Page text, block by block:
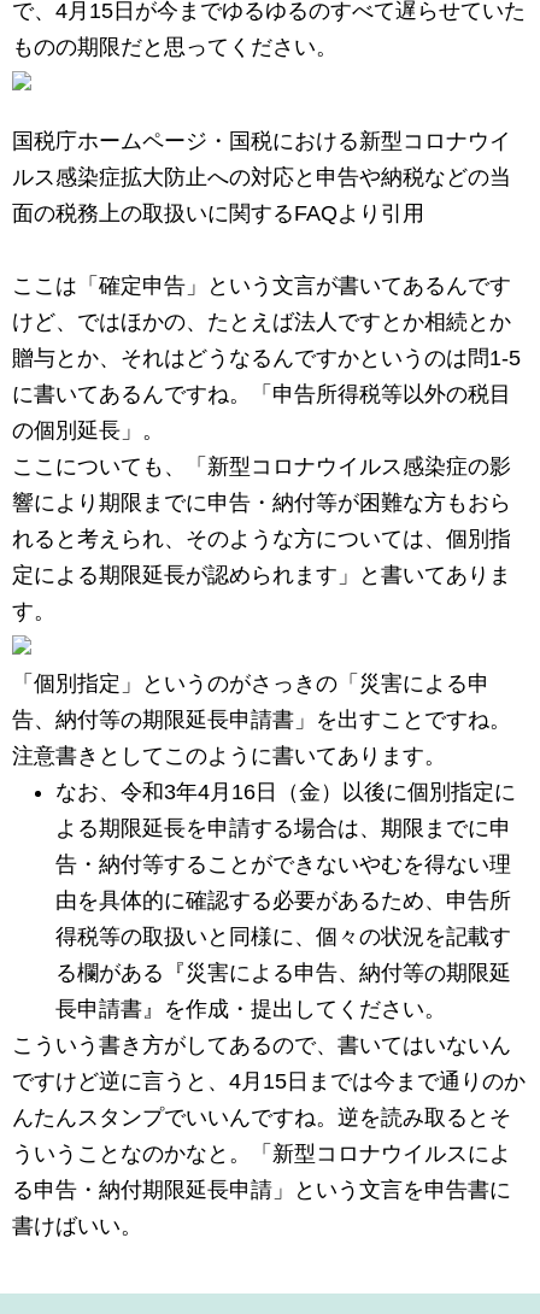
で、4月15日が今までゆるゆるのすべて遅らせていた
ものの期限だと思ってください。
国税庁ホームページ・国税における新型コロナウイ
ルス感染症拡大防止への対応と申告や納税などの当
面の税務上の取扱いに関するFAQより引用
ここは「確定申告」という文言が書いてあるんです
けど、ではほかの、たとえば法人ですとか相続とか
贈与とか、それはどうなるんですかというのは問1-5
に書いてあるんですね。「申告所得税等以外の税目
の個別延長」。
ここについても、「新型コロナウイルス感染症の影
響により期限までに申告・納付等が困難な方もおら
れると考えられ、そのような方については、個別指
定による期限延長が認められます」と書いてありま
す。
「個別指定」というのがさっきの「災害による申
告、納付等の期限延長申請書」を出すことですね。
注意書きとしてこのように書いてあります。
なお、令和3年4月16日（金）以後に個別指定に
よる期限延長を申請する場合は、期限までに申
告・納付等することができないやむを得ない理
由を具体的に確認する必要があるため、申告所
得税等の取扱いと同様に、個々の状況を記載す
る欄がある『災害による申告、納付等の期限延
長申請書』を作成・提出してください。
こういう書き方がしてあるので、書いてはいないん
ですけど逆に言うと、4月15日までは今まで通りのか
んたんスタンプでいいんですね。逆を読み取るとそ
ういうことなのかなと。「新型コロナウイルスによ
る申告・納付期限延長申請」という文言を申告書に
書けばいい。